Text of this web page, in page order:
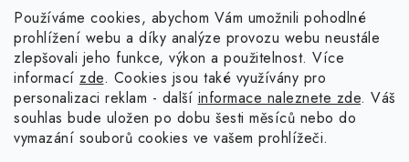
Používáme cookies, abychom Vám umožnili pohodlné
prohlížení webu a díky analýze provozu webu neustále
zlepšovali jeho funkce, výkon a použitelnost. Více
informací zde. Cookies jsou také využívány pro
personalizaci reklam - další informace naleznete zde. Váš
souhlas bude uložen po dobu šesti měsíců nebo do
vymazání souborů cookies ve vašem prohlížeči.
Menu